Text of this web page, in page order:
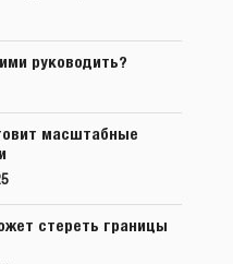
руководить?
масштабные
стереть границы